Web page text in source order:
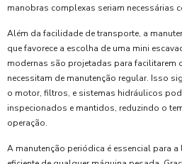
manobras complexas seriam necessárias
Além da facilidade de transporte, a
que favorece a escolha de uma mini
modernas são projetadas para facilitarem
necessitam de manutenção regular. Isso
o motor, filtros, e sistemas hidráulicos
inspecionados e mantidos, reduzindo o
operação.
A manutenção periódica é essencial para